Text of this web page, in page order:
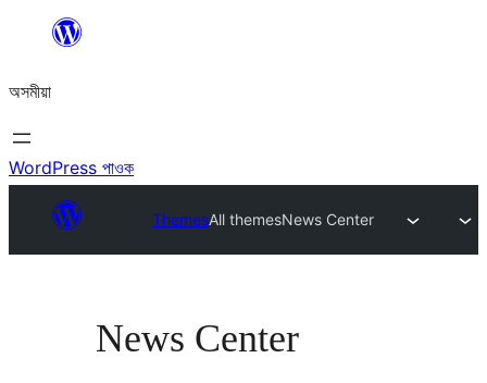
বিষয়বস্তুলৈ
যাওক
অসমীয়া
WordPress পাওক
ThemesAll themesNews Center
News Center